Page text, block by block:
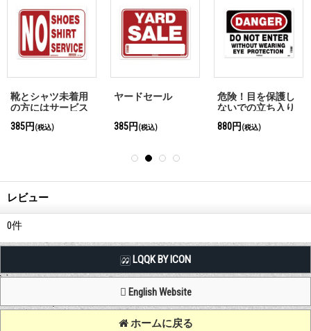
靴とシャツ未着用
の方にはサービス
385円 (税込)
ヤードセール
385円 (税込)
危険！目を保護し
ないでの立ち入り
880円 (税込)
レビュー
0件
LQQK BY ICON
English Website
ホームに戻る